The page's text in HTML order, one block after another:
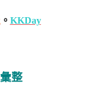
。 KKDay
整